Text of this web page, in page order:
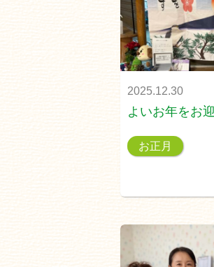
2025.12.30
よいお年をお
お正月